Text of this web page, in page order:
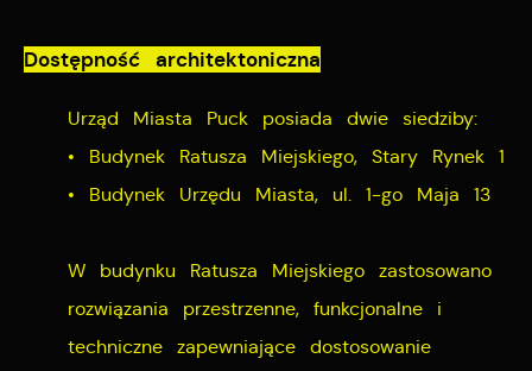
Dostępność architektoniczna
Urząd Miasta Puck posiada dwie siedziby:
• Budynek Ratusza Miejskiego, Stary Rynek 1
• Budynek Urzędu Miasta, ul. 1-go Maja 13
W budynku Ratusza Miejskiego zastosowano
rozwiązania przestrzenne, funkcjonalne i
techniczne zapewniające dostosowanie